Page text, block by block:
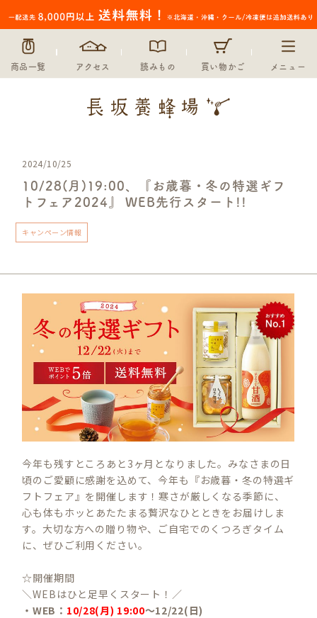
商品一覧 アクセス 読みもの 買い物かご メニュー
2024/10/25
10/28(月)19:00、『お歳暮・冬の特選ギフ
トフェア2024』 WEB先行スタート!!
キャンペーン情報
今年も残すところあと3ヶ月となりました。みなさまの日
頃のご愛顧に感謝を込めて、今年も『お歳暮・冬の特選ギ
フトフェア』を開催します！寒さが厳しくなる季節に、
心も体もホッとあたたまる贅沢なひとときをお届けしま
す。大切な方への贈り物や、ご自宅でのくつろぎタイム
に、ぜひご利用ください。
☆開催期間
＼WEBはひと足早くスタート！／
・WEB： 10/28(月) 19:00〜12/22(日)